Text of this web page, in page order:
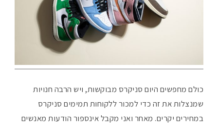
כולם מחפשים היום סניקרס מבוקשות, ויש הרבה חנויות
שמנצלות את זה כדי למכור ללקוחות תמימים סניקרס
במחירים יקרים. מאחר ואני מקבל אינספור הודעות מאנשים